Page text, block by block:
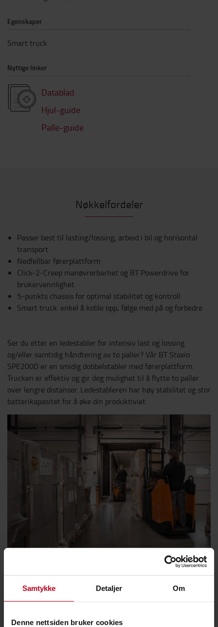
Samtykke Detaljer Om
Denne nettsiden bruker cookies
Egenskaper
Smart truck
Nyttige linker
Datablad
Hjul-guide
Palle-guide
Nøkkelfordeler
Passer best til lasting/lossing, arbeid i bil og horisontal
transport
Nedfellbar førerplattform
Click-2-Creep manøvrerbarhet og BT Powerdrive for
brukervennlighet
5-punkts chassis for optimal stabilitet og kontroll
Smart truck: enkel å koble opp, følge med på og forbedre
Ser du etter en ledestabler for intensiv last og lossing
og/eller samtidig håndtering av to paller? Vår BT Staxio
SPE200D er en smidig dobbelstabler med førerplattform.
Trucken er effektiv og gir deg mulighet til å flytte to paller
over lengre distanser. Ledestableren har høy stabilitet og stor
batterikapasitet for å øke din produktiviet